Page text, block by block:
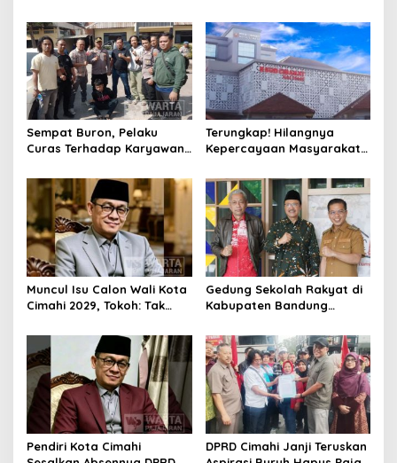
Kasus Narkoba
Sempat Buron, Pelaku
Curas Terhadap Karyawan
Ditangkap Polisi
Terungkap! Hilangnya
Kepercayaan Masyarakat
Rebranding RSUD Cibabat
Muncul Isu Calon Wali Kota
Cimahi 2029, Tokoh: Tak
Legitimasi Parpol
Gedung Sekolah Rakyat di
Kabupaten Bandung
Siap Tampung Dua Ribu
Siswa
Pendiri Kota Cimahi
DPRD Cimahi Janji Teruskan